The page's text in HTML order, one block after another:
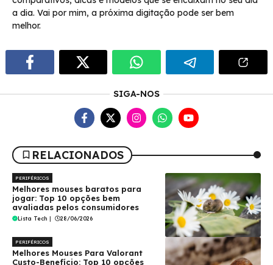
a dia. Vai por mim, a próxima digitação pode ser bem
melhor.
SIGA-NOS
RELACIONADOS
PERIFÉRICOS
Melhores mouses baratos para
jogar: Top 10 opções bem
avaliadas pelos consumidores
Lista Tech | 28/06/2026
PERIFÉRICOS
Melhores Mouses Para Valorant
Custo-Benefício: Top 10 opções